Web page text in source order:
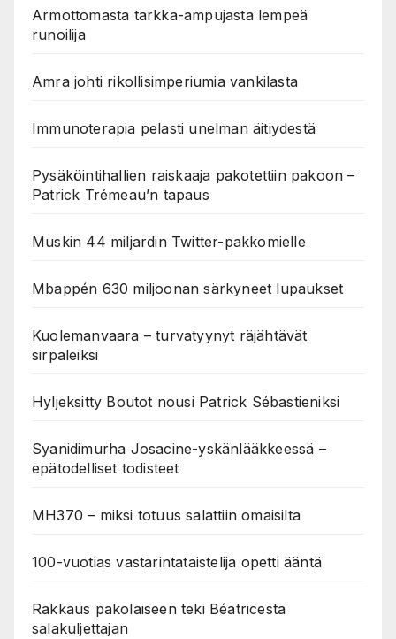
Armottomasta tarkka-ampujasta lempeä
runoilija
Amra johti rikollisimperiumia vankilasta
Immunoterapia pelasti unelman äitiydestä
Pysäköintihallien raiskaaja pakotettiin pakoon –
Patrick Trémeau’n tapaus
Muskin 44 miljardin Twitter-pakkomielle
Mbappén 630 miljoonan särkyneet lupaukset
Kuolemanvaara – turvatyynyt räjähtävät
sirpaleiksi
Hyljeksitty Boutot nousi Patrick Sébastieniksi
Syanidimurha Josacine-yskänlääkkeessä –
epätodelliset todisteet
MH370 – miksi totuus salattiin omaisilta
100-vuotias vastarintataistelija opetti ääntä
Rakkaus pakolaiseen teki Béatricesta
salakuljettajan